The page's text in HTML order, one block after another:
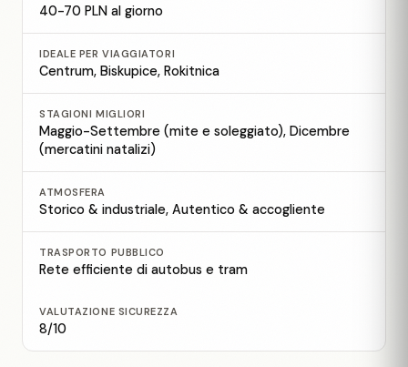
40-70 PLN al giorno
IDEALE PER VIAGGIATORI
Centrum, Biskupice, Rokitnica
STAGIONI MIGLIORI
Maggio-Settembre (mite e soleggiato), Dicembre
(mercatini natalizi)
ATMOSFERA
Storico & industriale, Autentico & accogliente
TRASPORTO PUBBLICO
Rete efficiente di autobus e tram
VALUTAZIONE SICUREZZA
8/10